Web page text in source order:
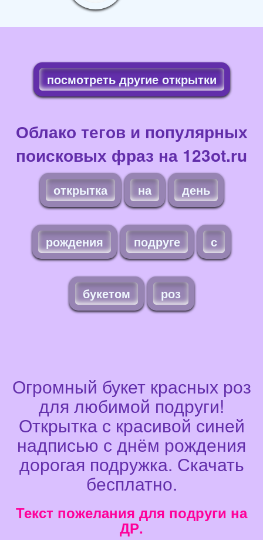
посмотреть другие открытки
Облако тегов и популярных
поисковых фраз на 123ot.ru
открытка на день
рождения подруге с
букетом роз
Огромный букет красных роз
для любимой подруги!
Открытка с красивой синей
надписью с днём рождения
дорогая подружка. Скачать
бесплатно.
Текст пожелания для подруги на
ДР.